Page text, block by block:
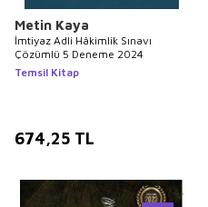
Metin Kaya
İmtiyaz Adli Hâkimlik Sınavı
Çözümlü 5 Deneme 2024
Temsil Kitap
674,25 TL